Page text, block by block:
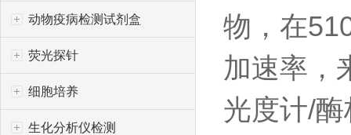
动物疫病检测试剂盒
荧光探针
细胞培养
生化分析仪检测
物，在
加速率，
光度计/